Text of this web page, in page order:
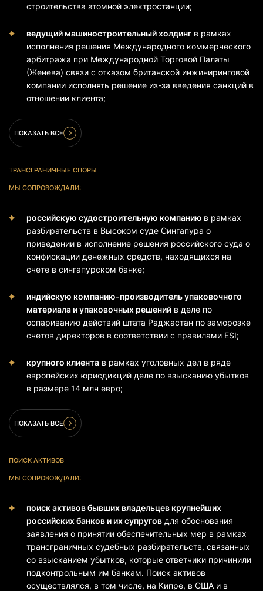
строительства атомной электростанции;
ведущий машиностроительный холдинг в рамках
исполнения решения Международного коммерческого
арбитража при Международной Торговой Палаты
(Женева) связи с отказом британской инжиниринговой
компании исполнять решение из-за введения санкций в
отношении клиента;
ПОКАЗАТЬ ВСЕ
ТРАНСГРАНИЧНЫЕ СПОРЫ
МЫ СОПРОВОЖДАЛИ:
российскую судостроительную компанию в рамках
разбирательств в Высоком суде Сингапура о
приведении в исполнение решения российского суда о
конфискации денежных средств, находящихся на
счете в сингапурском банке;
индийскую компанию-производитель упаковочного
материала и упаковочных решений в деле по
оспариванию действий штата Раджастан по заморозке
счетов директоров в соответствии с правилами ESI;
крупного клиента в рамках уголовных дел в ряде
европейских юрисдикций деле по взысканию убытков
в размере 14 млн евро;
ПОКАЗАТЬ ВСЕ
ПОИСК АКТИВОВ
МЫ СОПРОВОЖДАЛИ:
поиск активов бывших владельцев крупнейших
российских банков и их супругов для обоснования
заявления о принятии обеспечительных мер в рамках
трансграничных судебных разбирательств, связанных
со взысканием убытков, которые ответчики причинили
подконтрольным им банкам. Поиск активов
осуществлялся, в том числе, на Кипре, в США и в